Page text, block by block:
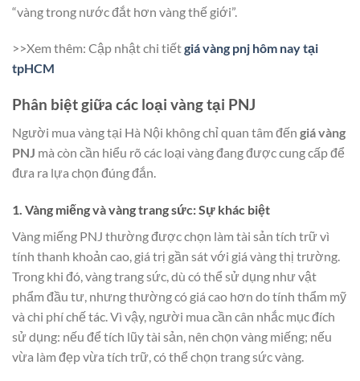
“vàng trong nước đắt hơn vàng thế giới”.
>>Xem thêm: Cập nhật chi tiếtgiá vàng pnj hôm nay tại
tpHCM
Phân biệt giữa các loại vàng tại PNJ
Người mua vàng tại Hà Nội không chỉ quan tâm đến giá vàng
PNJ mà còn cần hiểu rõ các loại vàng đang được cung cấp để
đưa ra lựa chọn đúng đắn.
1. Vàng miếng và vàng trang sức: Sự khác biệt
Vàng miếng PNJ thường được chọn làm tài sản tích trữ vì
tính thanh khoản cao, giá trị gần sát với giá vàng thị trường.
Trong khi đó, vàng trang sức, dù có thể sử dụng như vật
phẩm đầu tư, nhưng thường có giá cao hơn do tính thẩm mỹ
và chi phí chế tác. Vì vậy, người mua cần cân nhắc mục đích
sử dụng: nếu để tích lũy tài sản, nên chọn vàng miếng; nếu
vừa làm đẹp vừa tích trữ, có thể chọn trang sức vàng.